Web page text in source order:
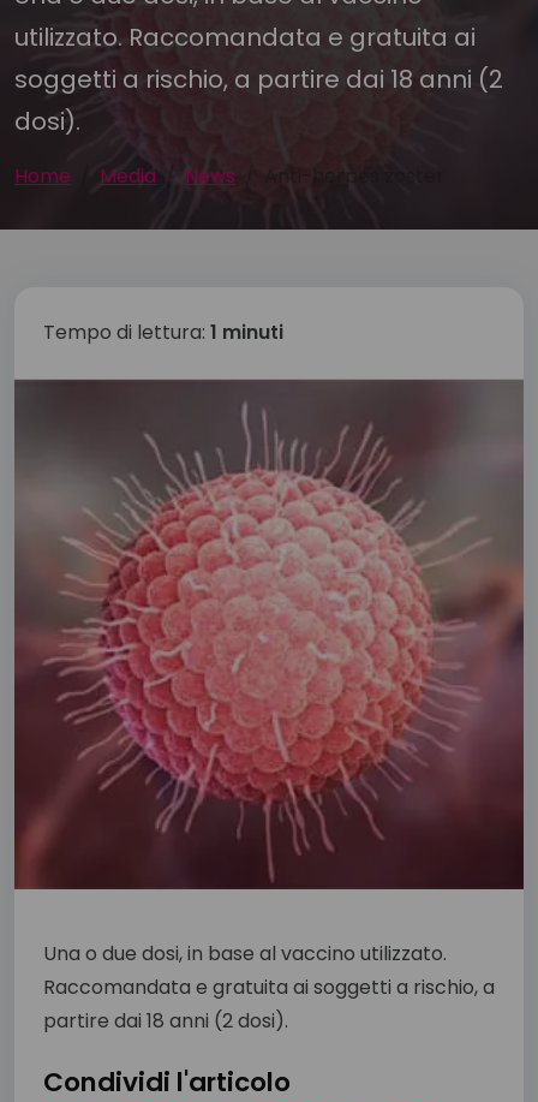
utilizzato. Raccomandata e gratuita ai
soggetti a rischio, a partire dai 18 anni (2
dosi).
Home Media News Anti-herpes zoster
Tempo di lettura: 1 minuti
Una o due dosi, in base al vaccino utilizzato.
Raccomandata e gratuita ai soggetti a rischio, a
partire dai 18 anni (2 dosi).
Condividi l'articolo